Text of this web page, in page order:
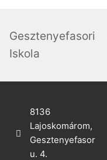
Iskola
8136
Lajoskomárom,
Gesztenyefasor
u. 4.